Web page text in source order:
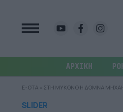
ΑΡΧΙΚΗ
E-OTA » ΣΤΗ ΜΥΚΟΝΟ Η ΔΟΜΝΑ
SLIDER